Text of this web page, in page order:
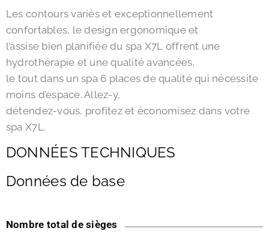
Les contours variés et exceptionnellement
confortables, le design ergonomique et
l’assise bien planifiée du spa X7L offrent une
hydrothérapie et une qualité avancées,
le tout dans un spa 6 places de qualité qui nécessite
moins d’espace. Allez-y,
détendez-vous, profitez et économisez dans votre
spa X7L.
DONNÉES TECHNIQUES
Données de base
Nombre total de sièges